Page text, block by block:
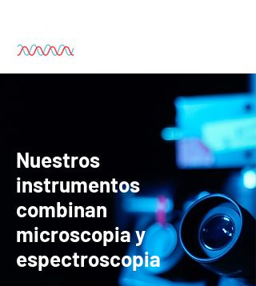
Nuestros
instrumentos
combinan
microscopia y
espectroscopia